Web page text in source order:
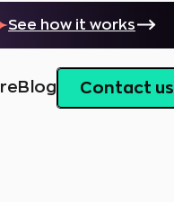
See how it works
Blog Contact us